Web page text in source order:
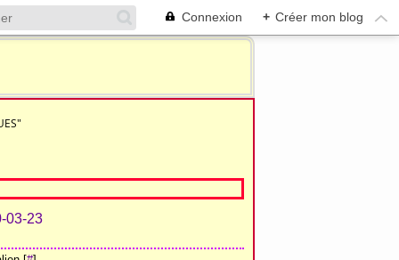
Connexion + Créer mon blog